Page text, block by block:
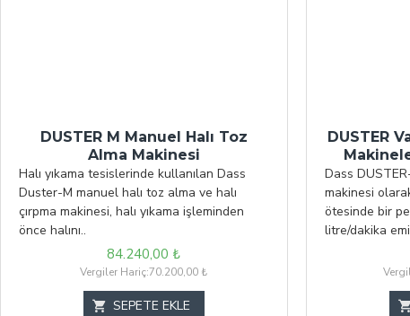
DUSTER M Manuel Halı Toz
Alma Makinesi
Halı yıkama tesislerinde kullanılan Dass
Duster-M manuel halı toz alma ve halı
çırpma makinesi, halı yıkama işleminden
önce halını..
84.240,00 ₺
Vergiler Hariç:70.200,00 ₺
SEPETE EKLE
DUSTER
Dass
makinesi
ötesinde bir
litre/dakika